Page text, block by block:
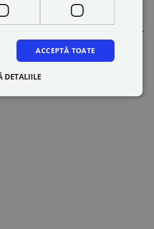
versiuni ale tuturor aplicațiilor Blue,
sunt disponibile pe Google Play
și începeți!
ACCEPTĂ TOATE
DETALIILE